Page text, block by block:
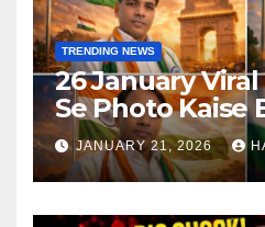
TRENDING NEWS
26 January
Se Photo Kaise
JANUARY 21, 2026